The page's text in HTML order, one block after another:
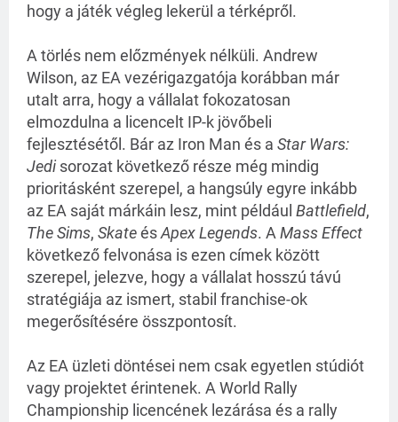
hogy a játék végleg lekerül a térképről.
A törlés nem előzmények nélküli. Andrew
Wilson, az EA vezérigazgatója korábban már
utalt arra, hogy a vállalat fokozatosan
elmozdulna a licencelt IP-k jövőbeli
fejlesztésétől. Bár az Iron Man és a Star Wars:
Jedi sorozat következő része még mindig
prioritásként szerepel, a hangsúly egyre inkább
az EA saját márkáin lesz, mint például Battlefield,
The Sims, SkateésApex Legends. AMass Effect
következő felvonása is ezen címek között
szerepel, jelezve, hogy a vállalat hosszú távú
stratégiája az ismert, stabil franchise-ok
megerősítésére összpontosít.
Az EA üzleti döntései nem csak egyetlen stúdiót
vagy projektet érintenek. A World Rally
Championship licencének lezárása és a rally